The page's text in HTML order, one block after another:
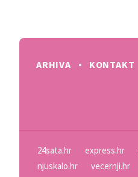
ARHIVA KONTAKT
24sata.hr express.hr
njuskalo.hr
vecernji.hr